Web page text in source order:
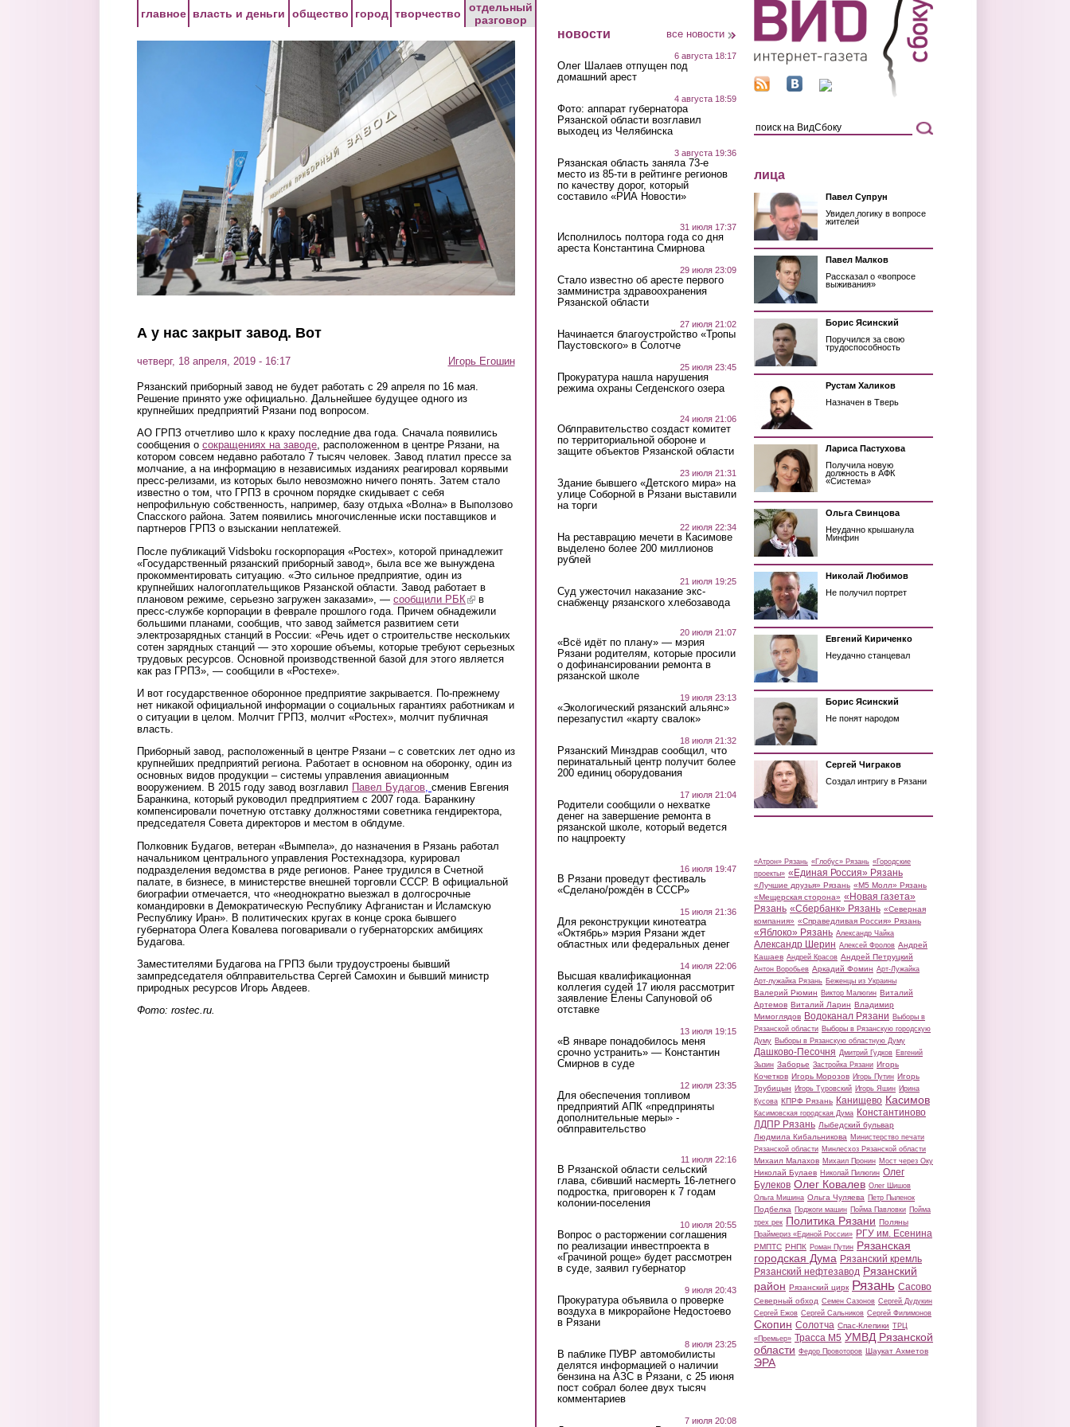
главное власть и деньги общество город творчество
отдельный
разговор
А у нас закрыт завод. Вот
четверг, 18 апреля, 2019 - 16:17 Игорь Егошин
Рязанский приборный завод не будет работать с 29 апреля по 16 мая.
Решение принято уже официально. Дальнейшее будущее одного из
крупнейших предприятий Рязани под вопросом.
АО ГРПЗ отчетливо шло к краху последние два года. Сначала появились
сообщения о сокращениях на заводе, расположенном в центре Рязани, на
котором совсем недавно работало 7 тысяч человек. Завод платил прессе за
молчание, а на информацию в независимых изданиях реагировал корявыми
пресс-релизами, из которых было невозможно ничего понять. Затем стало
известно о том, что ГРПЗ в срочном порядке скидывает с себя
непрофильную собственность, например, базу отдыха «Волна» в Выползово
Спасского района. Затем появились многочисленные иски поставщиков и
партнеров ГРПЗ о взыскании неплатежей.
После публикаций Vidsboku госкорпорация «Ростех», которой принадлежит
«Государственный рязанский приборный завод», была все же вынуждена
прокомментировать ситуацию. «Это сильное предприятие, один из
крупнейших налогоплательщиков Рязанской области. Завод работает в
плановом режиме, серьезно загружен заказами», — сообщили РБК (link is external)
в
пресс-службе корпорации в феврале прошлого года. Причем обнадежили
большими планами, сообщив, что завод займется развитием сети
электрозарядных станций в России: «Речь идет о строительстве нескольких
сотен зарядных станций — это хорошие объемы, которые требуют серьезных
трудовых ресурсов. Основной производственной базой для этого является
как раз ГРПЗ», — сообщили в «Ростехе».
И вот государственное оборонное предприятие закрывается. По-прежнему
нет никакой официальной информации о социальных гарантиях работникам и
о ситуации в целом. Молчит ГРПЗ, молчит «Ростех», молчит публичная
власть.
Приборный завод, расположенный в центре Рязани – с советских лет одно из
крупнейших предприятий региона. Работает в основном на оборонку, один из
основных видов продукции – системы управления авиационным
вооружением. В 2015 году завод возглавил Павел Будагов, сменив Евгения
Баранкина, который руководил предприятием с 2007 года. Баранкину
компенсировали почетную отставку должностями советника гендиректора,
председателя Совета директоров и местом в облдуме.
Полковник Будагов, ветеран «Вымпела», до назначения в Рязань работал
начальником центрального управления Ростехнадзора, курировал
подразделения ведомства в ряде регионов. Ранее трудился в Счетной
палате, в бизнесе, в министерстве внешней торговли СССР. В официальной
биографии отмечается, что «неоднократно выезжал в долгосрочные
командировки в Демократическую Республику Афганистан и Исламскую
Республику Иран». В политических кругах в конце срока бывшего
губернатора Олега Ковалева поговаривали о губернаторских амбициях
Будагова.
Заместителями Будагова на ГРПЗ были трудоустроены бывший
зампредседателя облправительства Сергей Самохин и бывший министр
природных ресурсов Игорь Авдеев.
Фото: rostec.ru.
новости все новости
6 августа 18:17
Олег Шалаев отпущен под
домашний арест
4 августа 18:59
Фото: аппарат губернатора
Рязанской области возглавил
выходец из Челябинска
3 августа 19:36
Рязанская область заняла 73-е
место из 85-ти в рейтинге регионов
по качеству дорог, который
составило «РИА Новости»
31 июля 17:37
Исполнилось полтора года со дня
ареста Константина Смирнова
29 июля 23:09
Стало известно об аресте первого
замминистра здравоохранения
Рязанской области
27 июля 21:02
Начинается благоустройство «Тропы
Паустовского» в Солотче
25 июля 23:45
Прокуратура нашла нарушения
режима охраны Сегденского озера
24 июля 21:06
Облправительство создаст комитет
по территориальной обороне и
защите объектов Рязанской области
23 июля 21:31
Здание бывшего «Детского мира» на
улице Соборной в Рязани выставили
на торги
22 июля 22:34
На реставрацию мечети в Касимове
выделено более 200 миллионов
рублей
21 июля 19:25
Суд ужесточил наказание экс-
снабженцу рязанского хлебозавода
20 июля 21:07
«Всё идёт по плану» — мэрия
Рязани родителям, которые просили
о дофинансировании ремонта в
рязанской школе
19 июля 23:13
«Экологический рязанский альянс»
перезапустил «карту свалок»
18 июля 21:32
Рязанский Минздрав сообщил, что
перинатальный центр получит более
200 единиц оборудования
17 июля 21:04
Родители сообщили о нехватке
денег на завершение ремонта в
рязанской школе, который ведется
по нацпроекту
16 июля 19:47
В Рязани проведут фестиваль
«Сделано/рождён в СССР»
15 июля 21:36
Для реконструкции кинотеатра
«Октябрь» мэрия Рязани ждет
областных или федеральных денег
14 июля 22:06
Высшая квалификационная
коллегия судей 17 июля рассмотрит
заявление Елены Сапуновой об
отставке
13 июля 19:15
«В январе понадобилось меня
срочно устранить» — Константин
Смирнов в суде
12 июля 23:35
Для обеспечения топливом
предприятий АПК «предприняты
дополнительные меры» -
облправительство
11 июля 22:16
В Рязанской области сельский
глава, сбивший насмерть 16-летнего
подростка, приговорен к 7 годам
колонии-поселения
10 июля 20:55
Вопрос о расторжении соглашения
по реализации инвестпроекта в
«Грачиной роще» будет рассмотрен
в суде, заявил губернатор
9 июля 20:43
Прокуратура объявила о проверке
воздуха в микрорайоне Недостоево
в Рязани
8 июля 23:25
В паблике ПУВР автомобилисты
делятся информацией о наличии
бензина на АЗС в Рязани, с 25 июня
пост собрал более двух тысяч
комментариев
7 июля 20:08
лица
Павел Супрун
Увидел логику в вопросе
жителей
Павел Малков
Рассказал о «вопросе
выживания»
Борис Ясинский
Поручился за свою
трудоспособность
Рустам Халиков
Назначен в Тверь
Лариса Пастухова
Получила новую
должность в АФК
«Система»
Ольга Свинцова
Неудачно крышанула
Минфин
Николай Любимов
Не получил портрет
Евгений Кириченко
Неудачно станцевал
Борис Ясинский
Не понят народом
Сергей Чиграков
Создал интригу в Рязани
«Атрон» Рязань «Глобус» Рязань «Городские
проекты» «Единая Россия» Рязань
«Лучшие друзья» Рязань «М5 Молл» Рязань
«Мещерская сторона» «Новая газета»
Рязань «Сбербанк» Рязань «Северная
компания» «Справедливая Россия» Рязань
«Яблоко» Рязань Александр Чайка
Александр Шерин Алексей Фролов Андрей
Кашаев Андрей Красов Андрей Петруцкий
Антон Воробьев Аркадий Фомин Арт-Лужайка
Арт-лужайка Рязань Беженцы из Украины
Валерий Рюмин Виктор Малюгин Виталий
Артемов Виталий Ларин Владимир
Мимоглядов Водоканал Рязани Выборы в
Рязанской области Выборы в Рязанскую городскую
Думу Выборы в Рязанскую областную Думу
Дашково-Песочня Дмитрий Гудков Евгений
Зызин Заборье Застройка Рязани Игорь
Кочетков Игорь Морозов Игорь Путин Игорь
Трубицын Игорь Туровский Игорь Яшин Ирина
Кусова КПРФ Рязань Канищево Касимов
Касимовская городская Дума Константиново
ЛДПР Рязань Лыбедский бульвар
Людмила Кибальникова Министерство печати
Рязанской области Минлесхоз Рязанской области
Михаил Малахов Михаил Пронин Мост через Оку
Николай Булаев Николай Пилюгин Олег
Булеков Олег Ковалев Олег Шишов
Ольга Мишина Ольга Чуляева Петр Пыленок
Подбелка Поджоги машин Пойма Павловки Пойма
трех рек Политика Рязани Поляны
Праймериз «Единой России» РГУ им. Есенина
РМПТС РНПК Роман Путин Рязанская
городская Дума Рязанский кремль
Рязанский нефтезавод Рязанский
район Рязанский цирк Рязань Сасово
Северный обход Семен Сазонов Сергей Дудукин
Сергей Ежов Сергей Сальников Сергей Филимонов
Скопин Солотча Спас-Клепики ТРЦ
«Премьер» Трасса М5 УМВД Рязанской
области Федор Провоторов Шаукат Ахметов
ЭРА